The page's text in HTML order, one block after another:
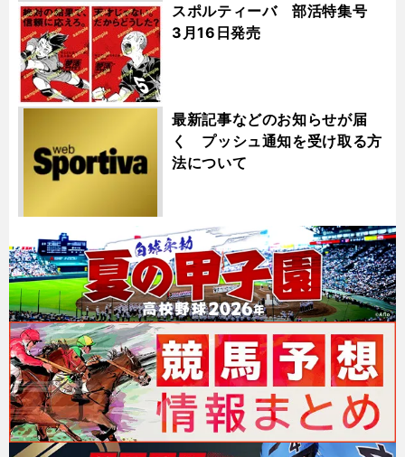
スポルティーバ 部活特集号
3月16日発売
最新記事などのお知らせが届
く プッシュ通知を受け取る方
法について